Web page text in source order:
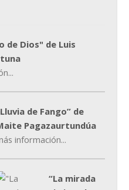
de Dios" de Luis
de Fango” de
Pagazaurtundúa
información...
“La mirada